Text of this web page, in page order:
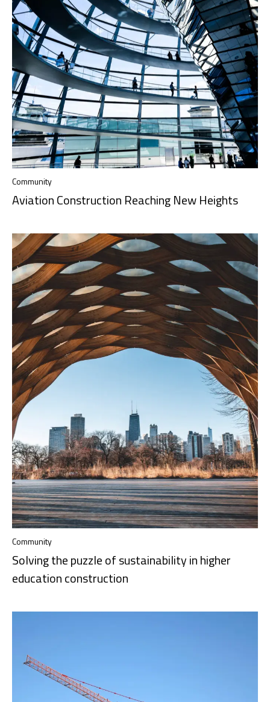
Community
Aviation Construction Reaching New Heights
Community
Solving the puzzle of sustainability in higher
education construction